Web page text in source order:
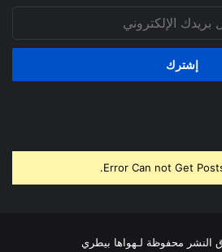
Error Can not Get